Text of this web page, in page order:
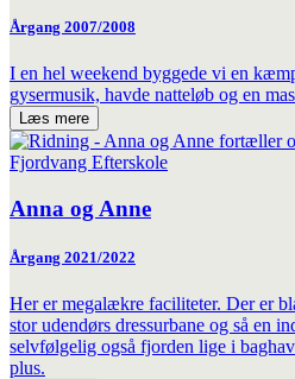
Årgang 2007/2008
I en hel weekend byggede vi en
gysermusik, havde natteløb og en
Læs mere
Anna og Anne
Årgang 2021/2022
Her er megalækre faciliteter. Der er
stor udendørs dressurbane og så en
selvfølgelig også fjorden lige i
plus.